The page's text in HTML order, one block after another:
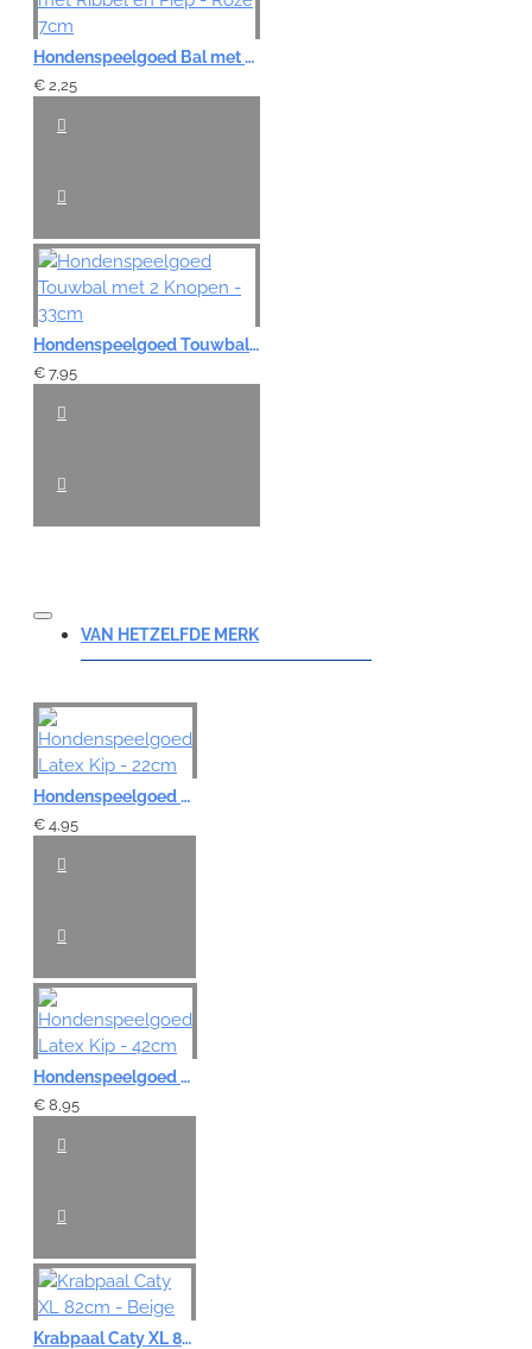
Hondenspeelgoed Bal met Ribbel en Piep - Roze 7cm
€ 2,25
Hondenspeelgoed Touwbal met 2 Knopen - 33cm
€ 7,95
VAN HETZELFDE MERK
Hondenspeelgoed Latex Kip - 22cm
€ 4,95
Hondenspeelgoed Latex Kip - 42cm
€ 8,95
Krabpaal Caty XL 82cm - Beige